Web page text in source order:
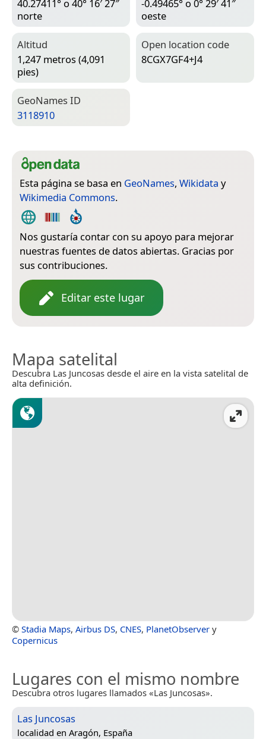
40.27411° o 40° 16′ 27″
norte
-0.49465° o 0° 29′ 41″
oeste
Altitud
1,247 metros (4,091
pies)
Open location code
8CGX7GF4+J4
Geo­Names ID
3118910
Esta página se basa en GeoNames, Wikidata y
Wikimedia Commons.
Nos gustaría contar con su apoyo para mejorar
nuestras fuentes de datos abiertas. Gracias por
sus contribuciones.
Editar este lugar
Mapa satelital
Descubra Las Juncosas desde el aire en la vista satelital de
alta definición.
© Stadia Maps, Airbus DS, CNES, PlanetObserver y
Copernicus
Lugares con el mismo nombre
Descubra otros lugares llamados «Las Juncosas».
Las Juncosas
localidad en Aragón, España